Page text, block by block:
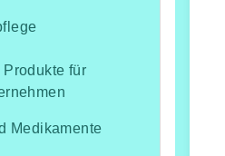
für
Medikamente